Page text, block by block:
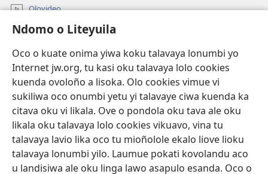
Ndomo o Liteyuila
Oco o kuate onima yiwa koku talavaya lonumbi yo
Internet jw.org, tu kasi oku talavaya lolo cookies
kuenda ovoloño a lisoka. Olo cookies vimue vi
sukiliwa oco onumbi yetu yi talavaye ciwa kuenda ka
citava oku vi likala. Ove o pondola oku tava ale oku
likala oku talavaya lolo cookies vikuavo, vina tu
talavaya lavio lika oco tu mioñolole ekalo liove lioku
talavaya lonumbi yilo. Laumue pokati kovolandu aco
u landisiwa ale oku linga lawo asapulo esanda. Oco o
Olovideo
Videos with Audio Descriptions
Sandiliya
Ekuatiso
Olombanjaile
(yikula
onjanela
yokaliye)OCISELEKO CALIVULU VO INTERNET Colombangi Via
Yehova™
(yikula
onjanela
yokaliye)JW Hub
(yikula